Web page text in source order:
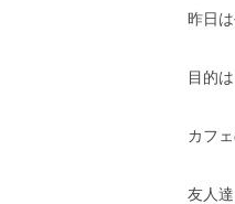
昨日
目的
カフ
友人